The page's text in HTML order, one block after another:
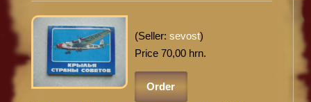
(Seller: sevost)
Price 70,00 hrn.
Order